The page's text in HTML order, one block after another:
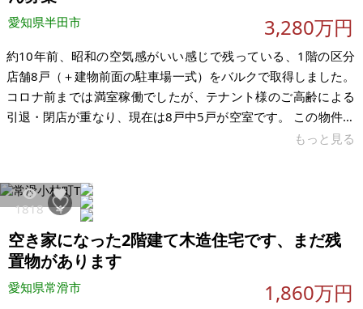
愛知県半田市 3,280万円
約10年前、昭和の空気感がいい感じで残っている、1階の区分
店舗8戸（＋建物前面の駐車場一式）をバルクで取得しました。
コロナ前までは満室稼働でしたが、テナント様のご高齢による
引退・閉店が重なり、現在は8戸中5戸が空室です。 この物件の
一番の強みは、建物前面の駐車場敷地をすべてオーナー（私）
や店舗の出店が相次ぎ、愛知県内でもこの青山地区は若年層人
口が増えている注目エリア。地図を見ると一目で“伸びている場
所”だと分かります。 近年は、ご存じの通り、恵比寿横丁・新宿
ゴールデン街・思い出横
もっと見る
1818 4
空き家になった2階建て木造住宅です、まだ残
置物があります
愛知県常滑市 1,860万円